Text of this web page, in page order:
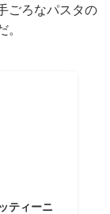
ごろなパスタの
ティーニ